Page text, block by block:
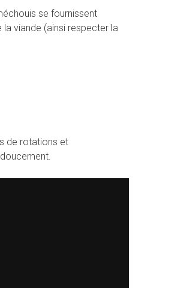
se fournissent
viande (ainsi respecter la
de rotations et